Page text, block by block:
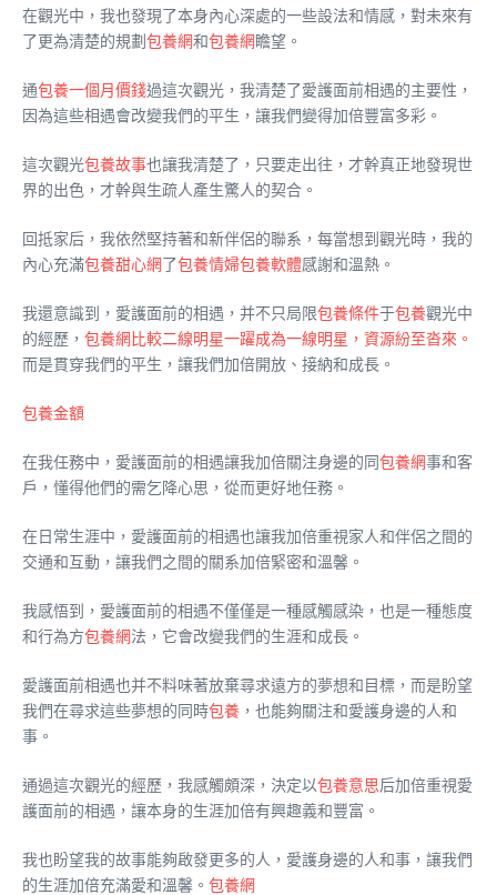
在觀光中，我也發現了本身內心深處的一些設法和情感，對未來有
了更為清楚的規劃包養網和包養網瞻望。
通包養一個月價錢過這次觀光，我清楚了愛護面前相遇的主要性，
因為這些相遇會改變我們的平生，讓我們變得加倍豐富多彩。
這次觀光包養故事也讓我清楚了，只要走出往，才幹真正地發現世
界的出色，才幹與生疏人產生驚人的契合。
回抵家后，我依然堅持著和新伴侶的聯系，每當想到觀光時，我的
內心充滿包養甜心網了包養情婦包養軟體感謝和溫熱。
我還意識到，愛護面前的相遇，并不只局限包養條件于包養觀光中
的經歷， 包養網比較二線明星一躍成為一線明星，資源紛至沓來。
而是貫穿我們的平生，讓我們加倍開放、接納和成長。
包養金額
在我任務中，愛護面前的相遇讓我加倍關注身邊的同包養網事和客
戶，懂得他們的需乞降心思，從而更好地任務。
在日常生涯中，愛護面前的相遇也讓我加倍重視家人和伴侶之間的
交通和互動，讓我們之間的關系加倍緊密和溫馨。
我感悟到，愛護面前的相遇不僅僅是一種感觸感染，也是一種態度
和行為方包養網法，它會改變我們的生涯和成長。
愛護面前相遇也并不料味著放棄尋求遠方的夢想和目標，而是盼望
我們在尋求這些夢想的同時包養 ，也能夠關注和愛護身邊的人和
事。
通過這次觀光的經歷，我感觸頗深，決定以包養意思后加倍重視愛
護面前的相遇，讓本身的生涯加倍有興趣義和豐富。
我也盼望我的故事能夠啟發更多的人，愛護身邊的人和事，讓我們
的生涯加倍充滿愛和溫馨。 包養網